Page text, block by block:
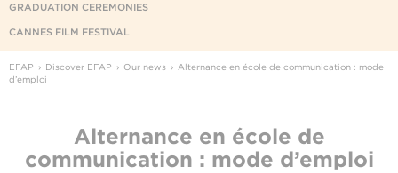
GRADUATION CEREMONIES
CANNES FILM FESTIVAL
EFAP Discover EFAP Our news
Alternance en école de communication : mode
d’emploi
Alternance en école de
communication : mode d’emploi